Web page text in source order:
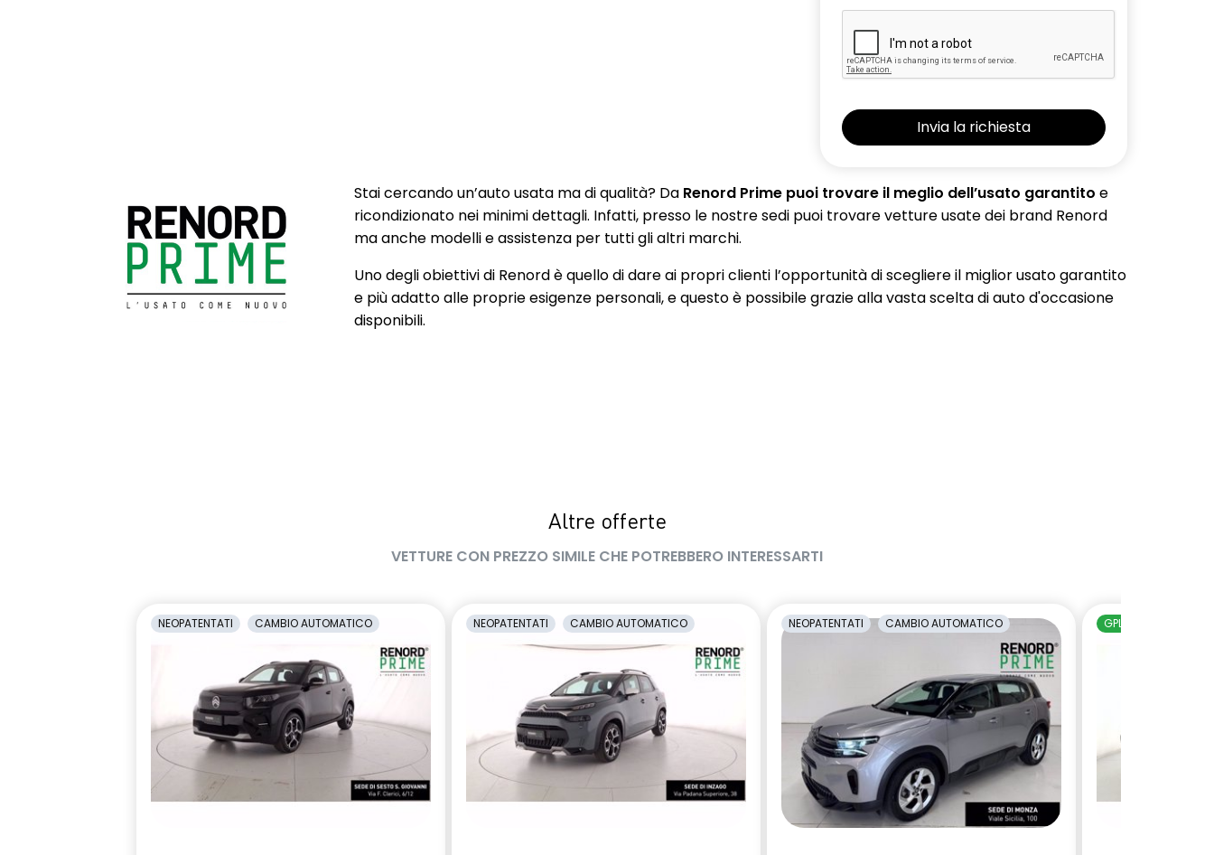
Stai cercando un’auto usata ma di qualità? DaRenord Prime puoi trovare il meglio dell’usato garantito e
ricondizionato nei minimi dettagli. Infatti, presso le nostre sedi puoi trovare vetture usate dei brand Renord
ma anche modelli e assistenza per tutti gli altri marchi.
Uno degli obiettivi di Renord è quello di dare ai propri clienti l’opportunità di scegliere il miglior usato garantito
e più adatto alle proprie esigenze personali, e questo è possibile grazie alla vasta scelta di auto d'occasione
disponibili.
Altre offerte
VETTURE CON PREZZO SIMILE CHE POTREBBERO INTERESSARTI
NEOPATENTATI CAMBIO AUTOMATICO NEOPATENTATI CAMBIO AUTOMATICO NEOPATENTATI CAMBIO AUTOMATICO GPL